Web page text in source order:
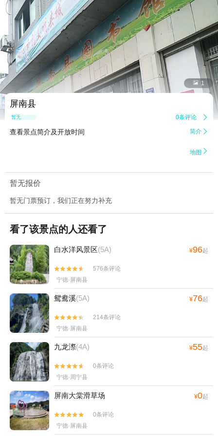
 1
屏南县
暂无点评 0条评论 
查看景点简介及开放时间 简介 
地图 
暂无报价
暂无门票预订，我们正在努力补充
看了该景点的人还看了
白水洋风景区(5A) ¥96起


576条评论
宁德·屏南县
鸳鸯溪(5A) ¥76起


214条评论
宁德·屏南县
九龙漈(4A) ¥55起


0条评论
宁德·周宁县
屏南大棠滑草场 ¥0起


0条评论
宁德·屏南县
